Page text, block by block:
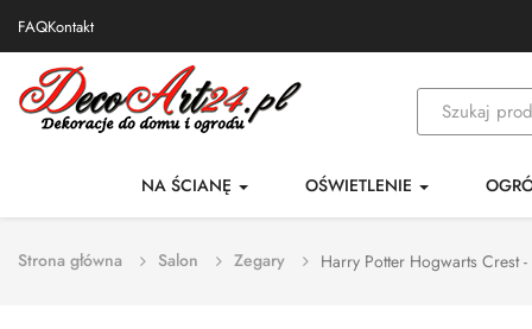
FAQKontakt
NA ŚCIANĘ OŚWIETLENIE
Strona główna Salon Zegary Harry Potter Hogwarts Crest